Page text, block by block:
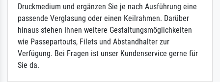
Druckmedium und ergänzen Sie je nach Ausführung eine
passende Verglasung oder einen Keilrahmen. Darüber
hinaus stehen Ihnen weitere Gestaltungsmöglichkeiten
wie Passepartouts, Filets und Abstandhalter zur
Verfügung. Bei Fragen ist unser Kundenservice gerne für
Sie da.